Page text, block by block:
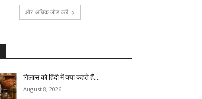
और अधिक लोड करें
गिलास को हिंदी में क्या कहते हैं….
August 8, 2026